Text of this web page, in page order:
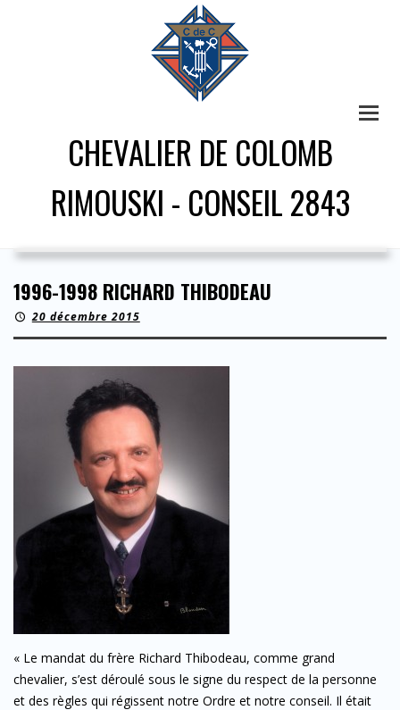
CHEVALIER DE COLOMB
RIMOUSKI - CONSEIL 2843
1996-1998 RICHARD THIBODEAU
20 décembre 2015
« Le mandat du frère Richard Thibodeau, comme grand
chevalier, s’est déroulé sous le signe du respect de la personne
et des règles qui régissent notre Ordre et notre conseil. Il était